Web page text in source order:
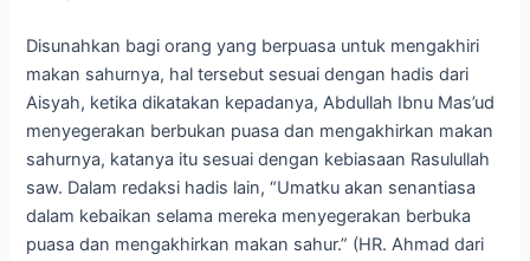
Disunahkan bagi orang yang berpuasa untuk mengakhiri
makan sahurnya, hal tersebut sesuai dengan hadis dari
Aisyah, ketika dikatakan kepadanya, Abdullah Ibnu Mas’ud
menyegerakan berbukan puasa dan mengakhirkan makan
sahurnya, katanya itu sesuai dengan kebiasaan Rasulullah
saw. Dalam redaksi hadis lain, “Umatku akan senantiasa
dalam kebaikan selama mereka menyegerakan berbuka
puasa dan mengakhirkan makan sahur.” (HR. Ahmad dari